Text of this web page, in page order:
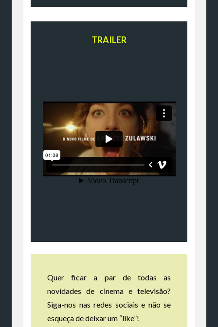
TRAILER
Quer ficar a par de todas as
novidades de cinema e televisão?
Siga-nos nas redes sociais e não se
esqueça de deixar um “like”!